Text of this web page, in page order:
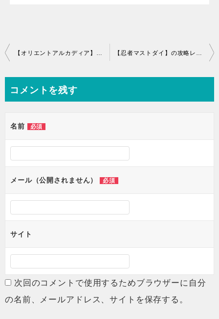
投
ナ
ビ
ン
【オリエントアルカディア】の攻略レビュー！プレイした感想と評価！ 【忍者マストダイ】の攻略レビュー！プレイした感想と評価！
コメントを残す
名前 必須
メール（公開されません） 必須
サイト
次回のコメントで使用するためブラウザーに自分
の名前、メールアドレス、サイトを保存する。